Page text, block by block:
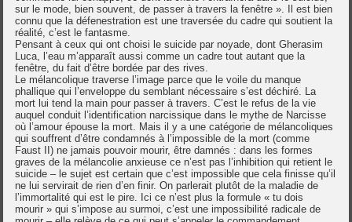
sur le mode, bien souvent, de passer à travers la fenêtre ». Il est bien
connu que la défenestration est une traversée du cadre qui soutient la
réalité, c’est le fantasme.
Pensant à ceux qui ont choisi le suicide par noyade, dont Gherasim
Luca, l’eau m’apparaît aussi comme un cadre tout autant que la
fenêtre, du fait d’être bordée par des rives.
Le mélancolique traverse l’image parce que le voile du manque
phallique qui l’enveloppe du semblant nécessaire s’est déchiré. La
mort lui tend la main pour passer à travers. C’est le refus de la vie
auquel conduit l’identification narcissique dans le mythe de Narcisse
où l’amour épouse la mort. Mais il y a une catégorie de mélancoliques
qui souffrent d’être condamnés à l’impossible de la mort (comme
Faust II) ne jamais pouvoir mourir, être damnés : dans les formes
graves de la mélancolie anxieuse ce n’est pas l’inhibition qui retient le
suicide – le sujet est certain que c’est impossible que cela finisse qu’il
ne lui servirait de rien d’en finir. On parlerait plutôt de la maladie de
l’immortalité qui est le pire. Ici ce n’est plus la formule « tu dois
mourir » qui s’impose au surmoi, c’est une impossibilité radicale de